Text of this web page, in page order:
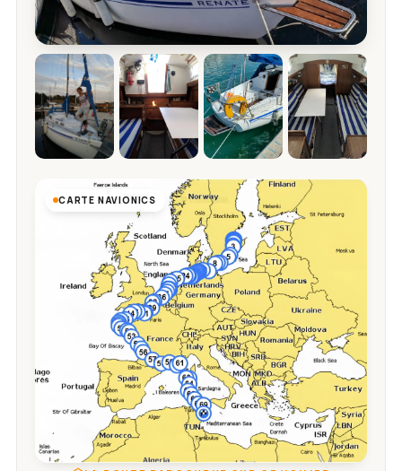
CARTE NAVIONICS